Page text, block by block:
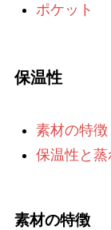
ポケット
保温性
素材の特徴
保温性と
素材の特徴